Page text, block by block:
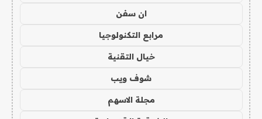
ان سفن
مرابع التكنولوجيا
خيال التقنية
شوف ويب
مجلة الاسهم